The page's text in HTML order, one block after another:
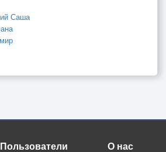
Саша
Пользователи О нас